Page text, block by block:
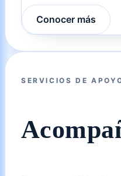
Conocer más
SERVICIOS DE